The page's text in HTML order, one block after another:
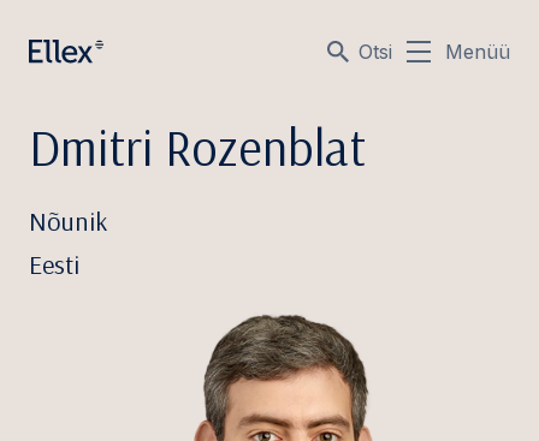
Otsi Menüü
Dmitri Rozenblat
Nõunik
Eesti